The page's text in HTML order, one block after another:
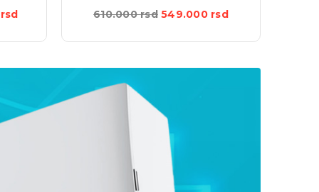
rsd 610.000rsd 549.000 rsd